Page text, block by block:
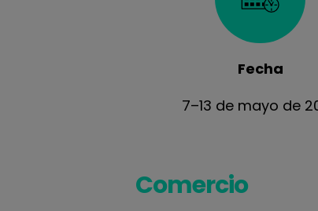
Fecha
7–13 de mayo de
Comercio